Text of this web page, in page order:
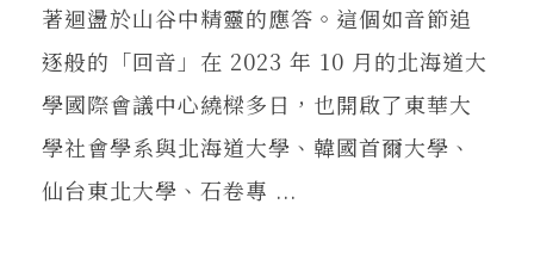
著迴盪於山谷中精靈的應答。這個如音節追
逐般的「回音」在 2023 年 10 月的北海道大
學國際會議中心繞樑多日，也開啟了東華大
學社會學系與北海道大學、韓國首爾大學、
仙台東北大學、石卷專 ...